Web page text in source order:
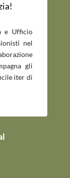
e Ufficio
nel
gli
iter di